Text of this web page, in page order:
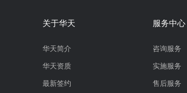
关于华天
华天简介
华天资质
最新签约
服务中心
咨询服务
实施服务
售后服务